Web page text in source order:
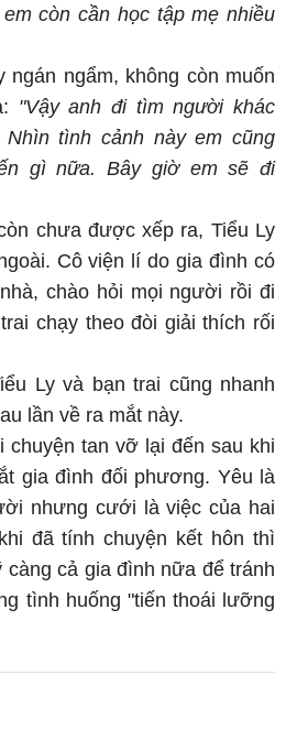
còn cần học tập mẹ nhiều
ngán ngẩm, không còn muốn
"Vậy anh đi tìm người khác
tình cảnh này em cũng
gì nữa. Bây giờ em sẽ đi
chưa được xếp ra, Tiểu Ly
Cô viện lí do gia đình có
chào hỏi mọi người rồi đi
chạy theo đòi giải thích rối
Ly và bạn trai cũng nhanh
lần về ra mắt này.
chuyện tan vỡ lại đến sau khi
gia đình đối phương. Yêu là
nhưng cưới là việc của hai
đã tính chuyện kết hôn thì
càng cả gia đình nữa để tránh
tình huống "tiến thoái lưỡng